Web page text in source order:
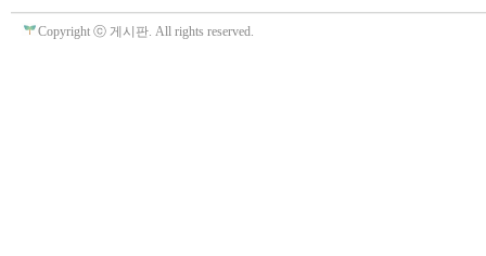
Copyright ⓒ 게시판. All rights reserved.